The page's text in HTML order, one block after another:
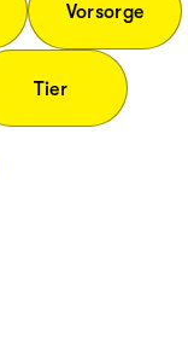
Vorsorge
Tier